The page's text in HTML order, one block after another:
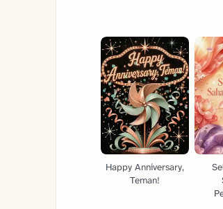
Happy Anniversary,
Teman!